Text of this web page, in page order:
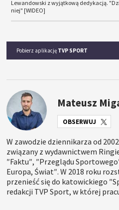
Lewandowski z wyjątkową dedykacją.
niej" [WIDEO]
Pobierz aplikację TVP SPORT
Mateusz
OBSERWUJ
W zawodzie dziennikarza od
związany z wydawnictwem
″Faktu″, ″Przeglądu
Europa, Świat″. W 2018 roku
przenieść się do katowickiego
redakcji TVP Sport, w której